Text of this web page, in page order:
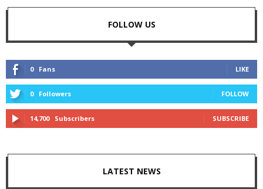
FOLLOW US
0 Fans LIKE
0 Followers FOLLOW
14,700 Subscribers SUBSCRIBE
LATEST NEWS